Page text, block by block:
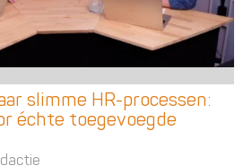
slimme HR-processen:
échte toegevoegde